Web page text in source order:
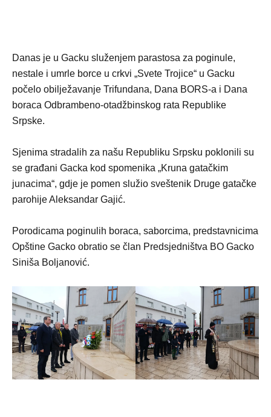
Danas je u Gacku služenjem parastosa za poginule,
nestale i umrle borce u crkvi „Svete Trojice“ u Gacku
počelo obilježavanje Trifundana, Dana BORS-a i Dana
boraca Odbrambeno-otadžbinskog rata Republike
Srpske.
Sjenima stradalih za našu Republiku Srpsku poklonili su
se građani Gacka kod spomenika „Kruna gatačkim
junacima“, gdje je pomen služio sveštenik Druge gatačke
parohije Aleksandar Gajić.
Porodicama poginulih boraca, saborcima, predstavnicima
Opštine Gacko obratio se član Predsjedništva BO Gacko
Siniša Boljanović.